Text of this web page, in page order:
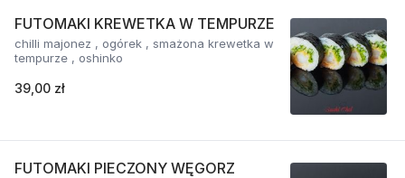
FUTOMAKI KREWETKA W TEMPURZE
chilli majonez , ogórek , smażona krewetka w
tempurze , oshinko
39,00 zł
FUTOMAKI PIECZONY WĘGORZ